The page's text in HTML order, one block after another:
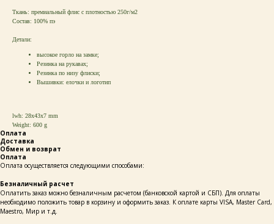
Ткань: премиальный флис с плотностью 250г/м2
Состав: 100% пэ
Детали:
высокое горло на замке;
Резинка на рукавах;
Резинка по низу флиски;
Вышивки: елочки и логотип
lwh: 28x43x7 mm
Weight: 600 g
Оплата
Доставка
Обмен и возврат
Оплата
Оплата осуществляется следующими способами:
Безналичный расчет
Оплатить заказ можно безналичным расчетом (банковской картой и СБП). Для оплаты
необходимо положить товар в корзину и оформить заказ. К оплате карты VISA, Master Card,
Maestro, Мир и т.д.